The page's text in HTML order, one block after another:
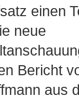
einen
neue
Bericht
aus